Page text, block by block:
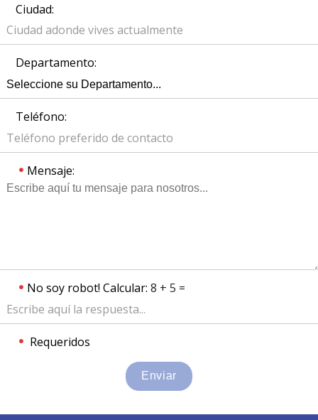
Ciudad:
Departamento:
Teléfono:
Mensaje:
No soy robot! Calcular: 8 + 5 =
Requeridos
Enviar